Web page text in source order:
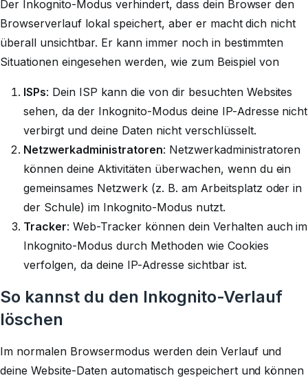
Der Inkognito-Modus verhindert, dass dein Browser den
Browserverlauf lokal speichert, aber er macht dich nicht
überall unsichtbar. Er kann immer noch in bestimmten
Situationen eingesehen werden, wie zum Beispiel von
ISPs: Dein ISP kann die von dir besuchten Websites
sehen, da der Inkognito-Modus deine IP-Adresse nicht
verbirgt und deine Daten nicht verschlüsselt.
Netzwerkadministratoren: Netzwerkadministratoren
können deine Aktivitäten überwachen, wenn du ein
gemeinsames Netzwerk (z. B. am Arbeitsplatz oder in
der Schule) im Inkognito-Modus nutzt.
Tracker: Web-Tracker können dein Verhalten auch im
Inkognito-Modus durch Methoden wie Cookies
verfolgen, da deine IP-Adresse sichtbar ist.
So kannst du den Inkognito-Verlauf
löschen
Im normalen Browsermodus werden dein Verlauf und
deine Website-Daten automatisch gespeichert und können